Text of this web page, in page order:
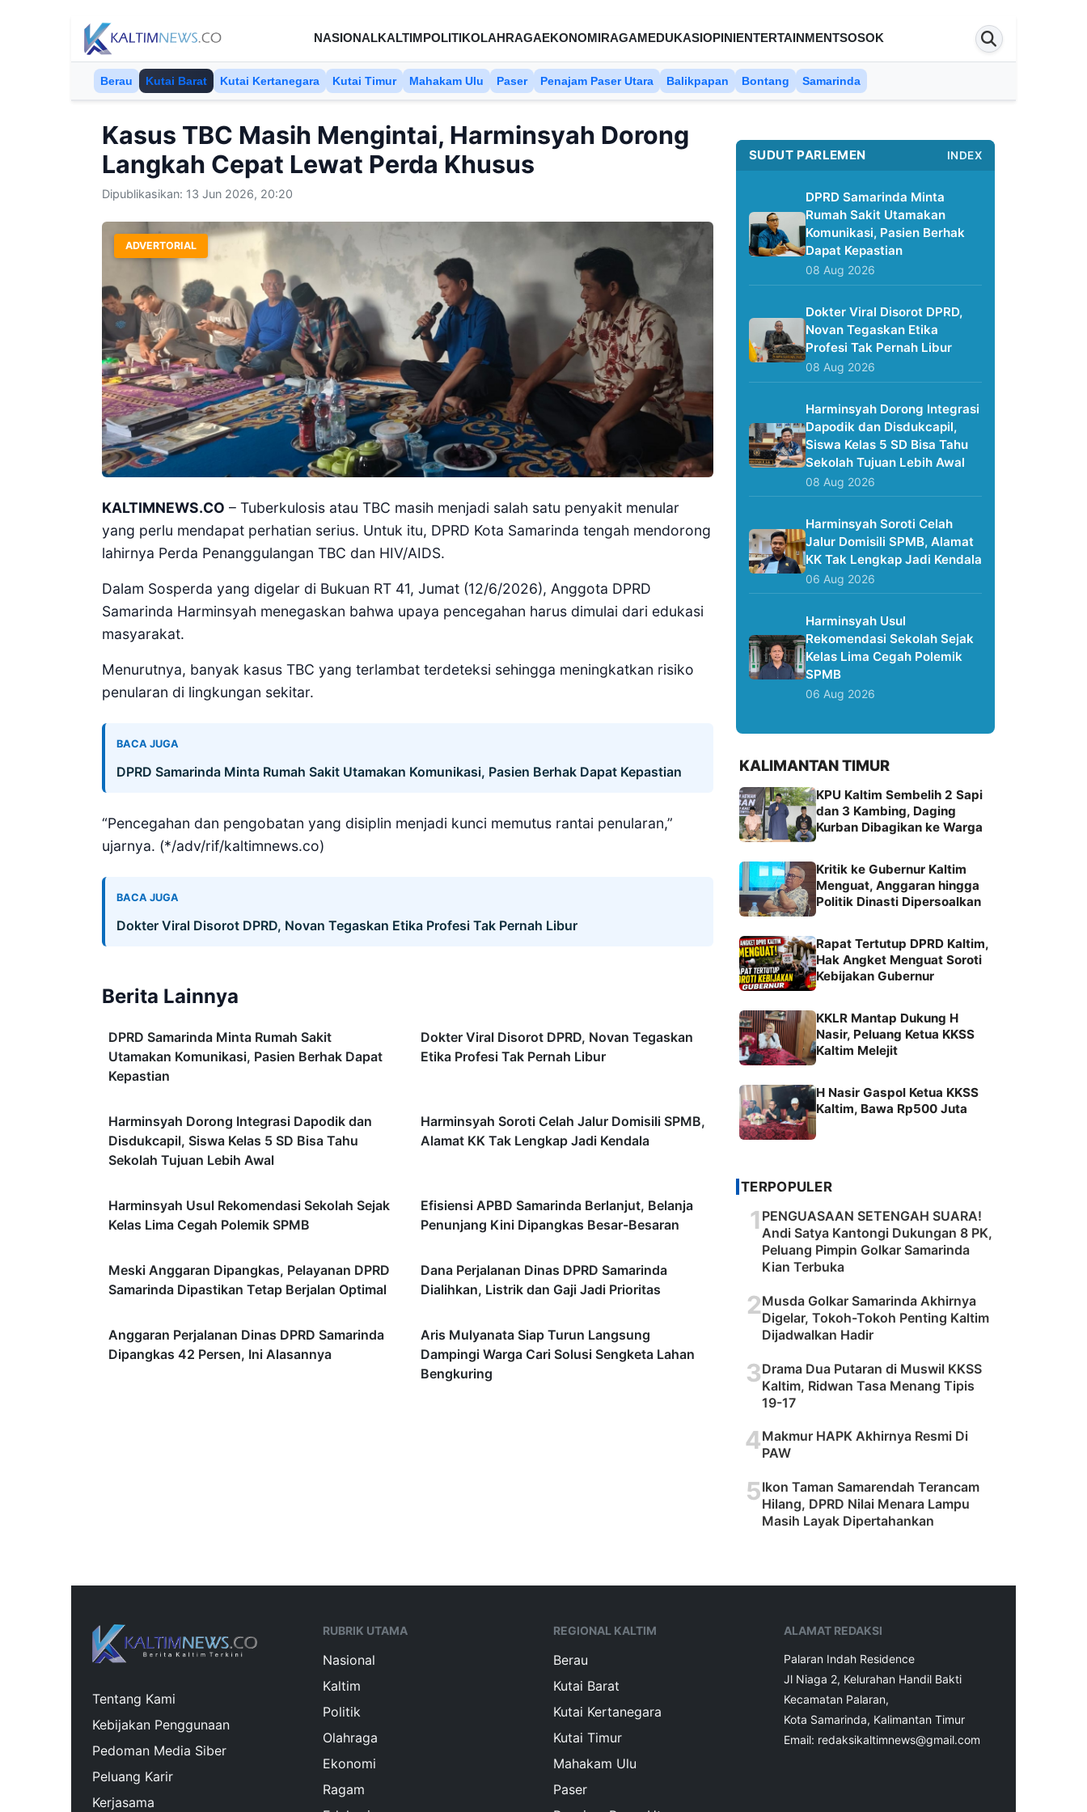
Skip to content
NASIONALKALTIMPOLITIKOLAHRAGAEKONOMIRAGAMEDUKASIOPINIENTERTAINMENTSOSOK
Berau Kutai Barat Kutai Kertanegara Kutai Timur Mahakam Ulu Paser Penajam Paser Utara Balikpapan Bontang Samarinda
Kasus TBC Masih Mengintai, Harminsyah Dorong
Langkah Cepat Lewat Perda Khusus
Dipublikasikan: 13 Jun 2026, 20:20
ADVERTORIAL
KALTIMNEWS.CO – Tuberkulosis atau TBC masih menjadi salah satu penyakit menular
yang perlu mendapat perhatian serius. Untuk itu, DPRD Kota Samarinda tengah mendorong
lahirnya Perda Penanggulangan TBC dan HIV/AIDS.
Dalam Sosperda yang digelar di Bukuan RT 41, Jumat (12/6/2026), Anggota DPRD
Samarinda Harminsyah menegaskan bahwa upaya pencegahan harus dimulai dari edukasi
masyarakat.
Menurutnya, banyak kasus TBC yang terlambat terdeteksi sehingga meningkatkan risiko
penularan di lingkungan sekitar.
BACA JUGA
DPRD Samarinda Minta Rumah Sakit Utamakan Komunikasi, Pasien Berhak Dapat Kepastian
“Pencegahan dan pengobatan yang disiplin menjadi kunci memutus rantai penularan,”
ujarnya. (*/adv/rif/kaltimnews.co)
BACA JUGA
Dokter Viral Disorot DPRD, Novan Tegaskan Etika Profesi Tak Pernah Libur
Berita Lainnya
DPRD Samarinda Minta Rumah Sakit
Utamakan Komunikasi, Pasien Berhak Dapat
Kepastian
Dokter Viral Disorot DPRD, Novan Tegaskan
Etika Profesi Tak Pernah Libur
Harminsyah Dorong Integrasi Dapodik dan
Disdukcapil, Siswa Kelas 5 SD Bisa Tahu
Sekolah Tujuan Lebih Awal
Harminsyah Soroti Celah Jalur Domisili SPMB,
Alamat KK Tak Lengkap Jadi Kendala
Harminsyah Usul Rekomendasi Sekolah Sejak
Kelas Lima Cegah Polemik SPMB
Efisiensi APBD Samarinda Berlanjut, Belanja
Penunjang Kini Dipangkas Besar-Besaran
Meski Anggaran Dipangkas, Pelayanan DPRD
Samarinda Dipastikan Tetap Berjalan Optimal
Dana Perjalanan Dinas DPRD Samarinda
Dialihkan, Listrik dan Gaji Jadi Prioritas
Anggaran Perjalanan Dinas DPRD Samarinda
Dipangkas 42 Persen, Ini Alasannya
Aris Mulyanata Siap Turun Langsung
Dampingi Warga Cari Solusi Sengketa Lahan
Bengkuring
SUDUT PARLEMEN INDEX
DPRD Samarinda Minta
Rumah Sakit Utamakan
Komunikasi, Pasien Berhak
Dapat Kepastian
08 Aug 2026
Dokter Viral Disorot DPRD,
Novan Tegaskan Etika
Profesi Tak Pernah Libur
08 Aug 2026
Harminsyah Dorong Integrasi
Dapodik dan Disdukcapil,
Siswa Kelas 5 SD Bisa Tahu
Sekolah Tujuan Lebih Awal
08 Aug 2026
Harminsyah Soroti Celah
Jalur Domisili SPMB, Alamat
KK Tak Lengkap Jadi Kendala
06 Aug 2026
Harminsyah Usul
Rekomendasi Sekolah Sejak
Kelas Lima Cegah Polemik
SPMB
06 Aug 2026
KALIMANTAN TIMUR
KPU Kaltim Sembelih 2 Sapi
dan 3 Kambing, Daging
Kurban Dibagikan ke Warga
Kritik ke Gubernur Kaltim
Menguat, Anggaran hingga
Politik Dinasti Dipersoalkan
Rapat Tertutup DPRD Kaltim,
Hak Angket Menguat Soroti
Kebijakan Gubernur
KKLR Mantap Dukung H
Nasir, Peluang Ketua KKSS
Kaltim Melejit
H Nasir Gaspol Ketua KKSS
Kaltim, Bawa Rp500 Juta
TERPOPULER
1 PENGUASAAN SETENGAH SUARA!
Andi Satya Kantongi Dukungan 8 PK,
Peluang Pimpin Golkar Samarinda
Kian Terbuka
2Musda Golkar Samarinda Akhirnya
Digelar, Tokoh-Tokoh Penting Kaltim
Dijadwalkan Hadir
3Drama Dua Putaran di Muswil KKSS
Kaltim, Ridwan Tasa Menang Tipis
19-17
4Makmur HAPK Akhirnya Resmi Di
PAW
5Ikon Taman Samarendah Terancam
Hilang, DPRD Nilai Menara Lampu
Masih Layak Dipertahankan
Tentang Kami
Kebijakan Penggunaan
Pedoman Media Siber
Peluang Karir
Kerjasama
RUBRIK UTAMA
Nasional
Kaltim
Politik
Olahraga
Ekonomi
Ragam
REGIONAL KALTIM
Berau
Kutai Barat
Kutai Kertanegara
Kutai Timur
Mahakam Ulu
Paser
ALAMAT REDAKSI
Palaran Indah Residence
Jl Niaga 2, Kelurahan Handil Bakti
Kecamatan Palaran,
Kota Samarinda, Kalimantan Timur
Email: redaksikaltimnews@gmail.com